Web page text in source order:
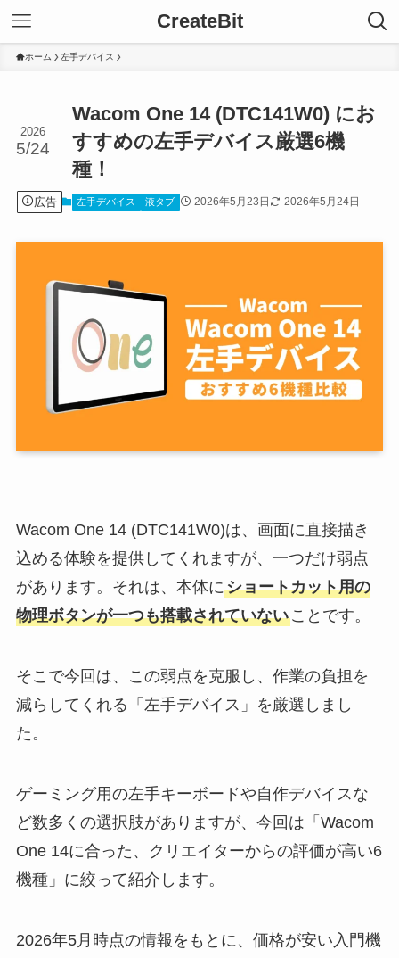
CreateBit
ホーム 左手デバイス
Wacom One 14 (DTC141W0) にお
すすめの左手デバイス厳選6機
種！
2026
5/24
広告 左手デバイス 液タブ 2026年5月23日 2026年5月24日
Wacom One 14 (DTC141W0)は、画面に直接描き
込める体験を提供してくれますが、一つだけ弱点
があります。それは、本体にショートカット用の
物理ボタンが一つも搭載されていないことです。
そこで今回は、この弱点を克服し、作業の負担を
減らしてくれる「左手デバイス」を厳選しまし
た。
ゲーミング用の左手キーボードや自作デバイスな
ど数多くの選択肢がありますが、今回は「Wacom
One 14に合った、クリエイターからの評価が高い6
機種」に絞って紹介します。
2026年5月時点の情報をもとに、価格が安い入門機